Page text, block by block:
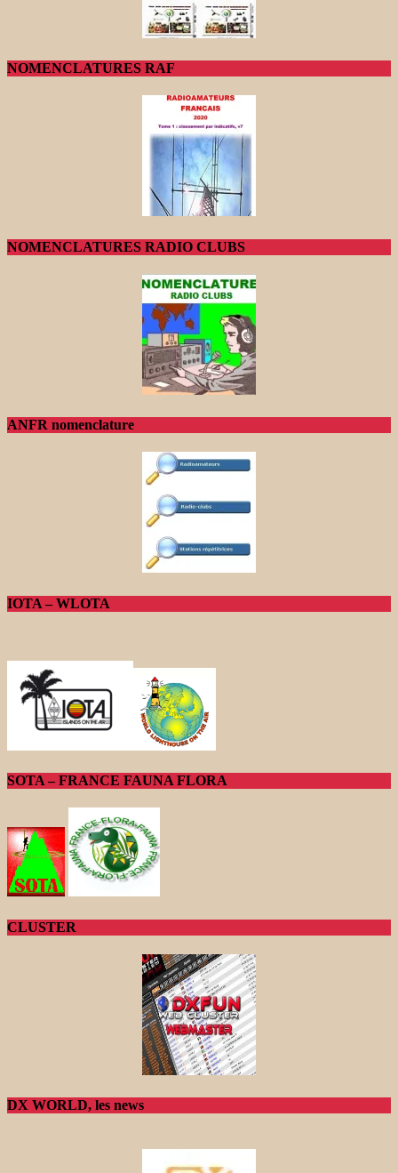
NOMENCLATURES RAF
NOMENCLATURES RADIO CLUBS
ANFR nomenclature
IOTA – WLOTA
SOTA – FRANCE FAUNA FLORA
CLUSTER
DX WORLD, les news